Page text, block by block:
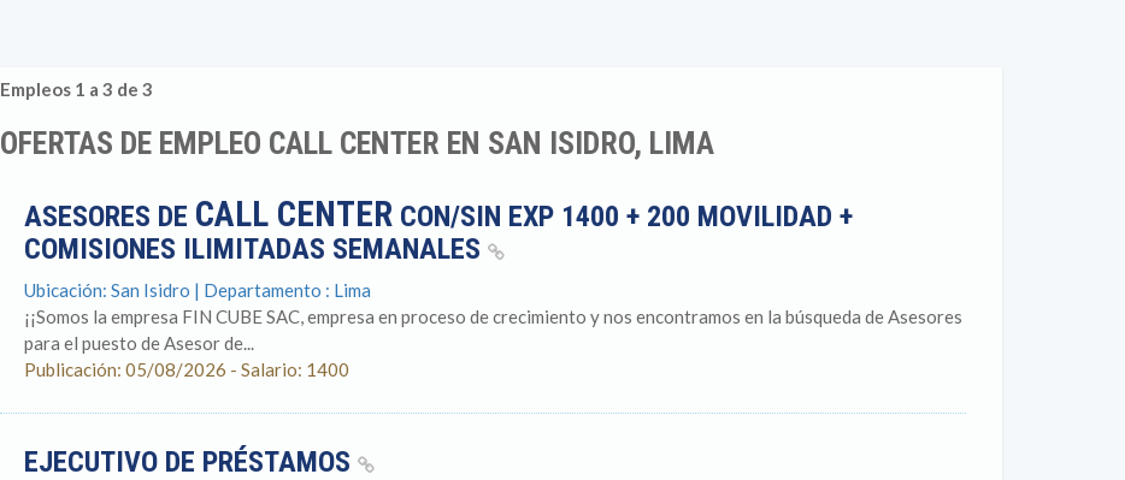
Empleos 1 a 3 de 3
OFERTAS DE EMPLEO CALL CENTER EN SAN ISIDRO, LIMA
ASESORES DE CALL CENTERCON/SIN EXP 1400 + 200 MOVILIDAD +
COMISIONES ILIMITADAS SEMANALES
Ubicación: San Isidro | Departamento : Lima
¡¡Somos la empresa FIN CUBE SAC, empresa en proceso de crecimiento y nos encontramos en la búsqueda de Asesores
para el puesto de Asesor de...
Publicación: 05/08/2026 - Salario: 1400
EJECUTIVO DE PRÉSTAMOS